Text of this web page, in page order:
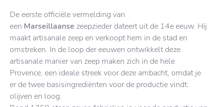
De eerste officiële vermelding van
een Marseillaanse zeepzieder dateert uit de 14e eeuw. Hij
maakt artisanale zeep en verkoopt hem in de stad en
omstreken. In de loop der eeuwen ontwikkelt deze
artisanale manier van zeep maken zich in de hele
Provence, een ideale streek voor deze ambacht, omdat je
er de twee basisingrediënten voor de productie vindt:
olijven en loog.